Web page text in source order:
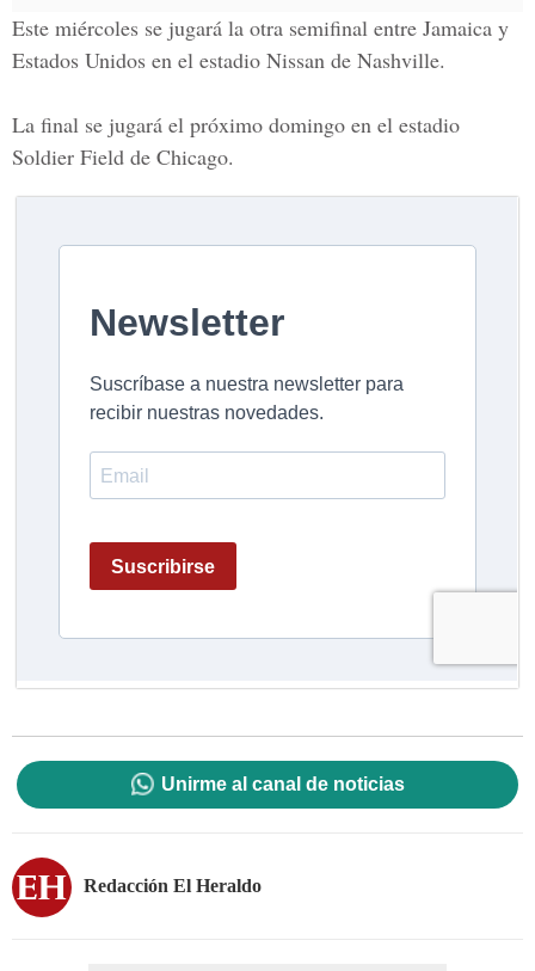
Este miércoles se jugará la otra semifinal entre Jamaica y
Estados Unidos en el estadio Nissan de Nashville.
La final se jugará el próximo domingo en el estadio
Soldier Field de Chicago.
Unirme al canal de noticias
Redacción El Heraldo